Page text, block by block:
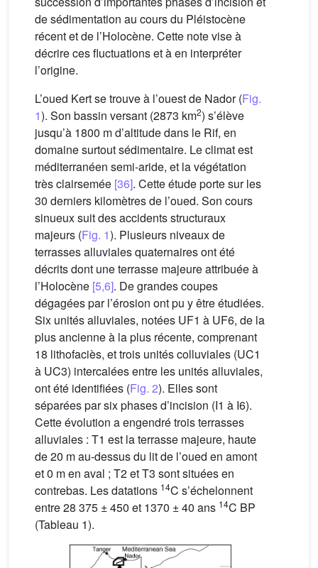
de sédimentation au cours du Pléistocène
récent et de l’Holocène. Cette note vise à
décrire ces fluctuations et à en interpréter
l’origine.
L’oued Kert se trouve à l’ouest de Nador (Fig.
1). Son bassin versant (2873 km2) s’élève
jusqu’à 1800 m d’altitude dans le Rif, en
domaine surtout sédimentaire. Le climat est
méditerranéen semi-aride, et la végétation
très clairsemée [36]. Cette étude porte sur les
30 derniers kilomètres de l’oued. Son cours
sinueux suit des accidents structuraux
majeurs (Fig. 1). Plusieurs niveaux de
terrasses alluviales quaternaires ont été
décrits dont une terrasse majeure attribuée à
l’Holocène [5,6]. De grandes coupes
dégagées par l’érosion ont pu y être étudiées.
Six unités alluviales, notées UF1 à UF6, de la
plus ancienne à la plus récente, comprenant
18 lithofaciès, et trois unités colluviales (UC1
à UC3) intercalées entre les unités alluviales,
ont été identifiées (Fig. 2). Elles sont
séparées par six phases d’incision (I1 à I6).
Cette évolution a engendré trois terrasses
alluviales : T1 est la terrasse majeure, haute
de 20 m au-dessus du lit de l’oued en amont
et 0 m en aval ; T2 et T3 sont situées en
contrebas. Les datations 14C s’échelonnent
entre 28 375 ± 450 et 1370 ± 40 ans 14C BP
(Tableau 1).